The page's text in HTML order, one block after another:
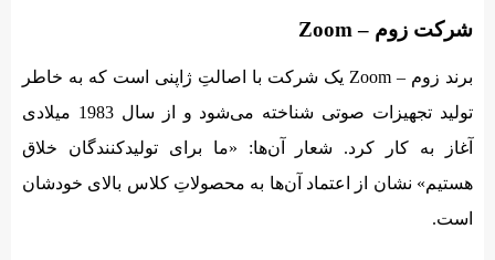
شرکت زوم – Zoom
برند زوم – Zoom یک شرکت با اصالتِ ژاپنی است که به خاطر
تولید تجهیزات صوتی شناخته می‌شود و از سال 1983 میلادی
آغاز به کار کرد. شعار آن‌ها: «ما برای تولیدکنندگان خلاق
هستیم» نشان از اعتماد آن‌ها به محصولاتِ کلاس بالای خودشان
است.